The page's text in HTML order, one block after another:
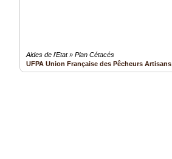
Aides de l'Etat » Plan Cétacés
UFPA Union Française des Pêcheurs Artisans